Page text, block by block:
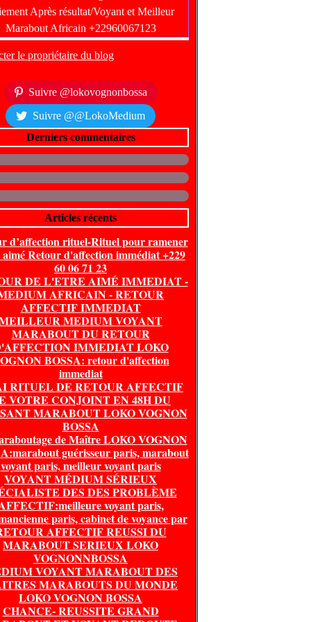
le propriétaire du blog
Suivre @lokovognonbossa
Suivre @@LokoMedium
Derniers commentaires
Articles récents
d’affection rituel-Rituel pour ramener
aimé Retour d'affection immédiat +229
60 06 71 23
DE L'ETRE AIMÉ IMMEDIAT -
AFRICAIN - RETOUR
AFFECTIF IMMEDIAT
MEDIUM VOYANT
MARABOUT DU RETOUR
IMMEDIAT LOKO
BOSSA: retour d'affection
immediat
RITUEL DE RETOUR AFFECTIF
VOTRE CONJOINT EN 48H DU
MARABOUT LOKO VOGNON
BOSSA
de Maître LOKO VOGNON
guérisseur paris, marabout
voyant paris, meilleur voyant paris
VOYANT MÉDIUM SÉRIEUX
DES DES PROBLÈME
voyant paris,
paris, cabinet de voyance par
AFFECTIF REUSSI DU
MARABOUT SERIEUX LOKO
VOGNONNBOSSA
VOYANT MARABOUT DES
MARABOUTS DU MONDE
LOKO VOGNON BOSSA
CHANCE- REUSSITE GRAND